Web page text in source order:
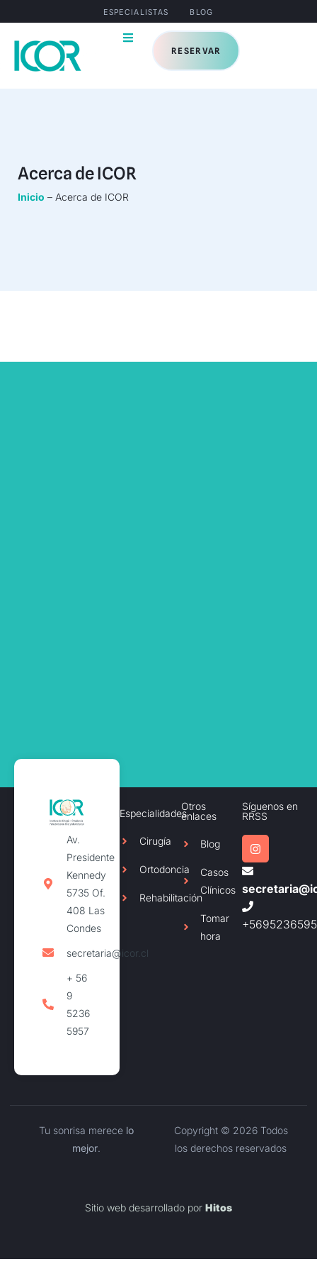
ESPECIALISTAS BLOG
RESERVAR
Acerca de ICOR
Inicio – Acerca de ICOR
Av.
Presidente
Kennedy
5735 Of.
408 Las
Condes
secretaria@icor.cl
+ 56
9
5236
5957
Especialidades
Cirugía
Ortodoncia
Rehabilitación
Otros
enlaces
Blog
Casos
Clínicos
Tomar
hora
Síguenos en
RRSS
Tu sonrisa merece lo
mejor.
Copyright © 2026 Todos
los derechos reservados
Sitio web desarrollado por Hitos